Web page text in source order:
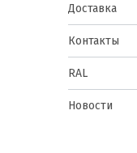
Доставка
Контакты
RAL
Новости